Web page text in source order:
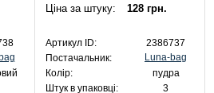
Ціна за штуку: 128 грн.
Артикул ID:
2386737
Постачальник:
Luna-bag
Колір:
пудра
Штук в упаковці:
3